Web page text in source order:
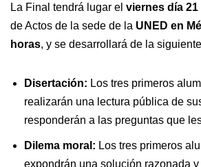
La Final tendrá lugar el viernes día 21
de Actos de la sede de la UNED en
horas, y se desarrollará de la
Disertación: Los tres primeros
realizarán una lectura pública de
responderán a las preguntas que
Dilema moral: Los tres primeros
expondrán una solución razonada y